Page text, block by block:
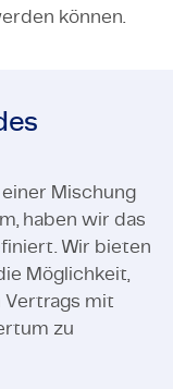
können.
Mischung
haben wir das
Wir bieten
Möglichkeit,
mit
zu